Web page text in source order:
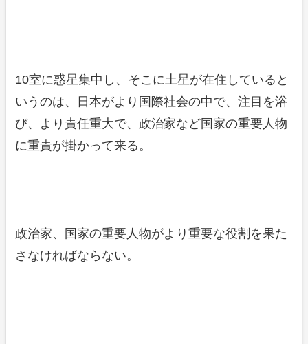
10室に惑星集中し、そこに土星が在住していると
いうのは、日本がより国際社会の中で、注目を浴
び、より責任重大で、政治家など国家の重要人物
に重責が掛かって来る。
政治家、国家の重要人物がより重要な役割を果た
さなければならない。